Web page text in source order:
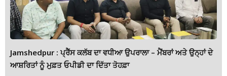
Jamshedpur : ਪ੍ਰੈੱਸ ਕਲੱਬ ਦਾ ਵਧੀਆ ਉਪਰਾਲਾ – ਮੈਂਬਰਾਂ ਅਤੇ ਉਨ੍ਹਾਂ ਦੇ
ਆਸ਼ਰਿਤਾਂ ਨੂੰ ਮੁਫ਼ਤ ਓਪੀਡੀ ਦਾ ਦਿੱਤਾ ਤੋਹਫ਼ਾ